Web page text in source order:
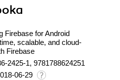
Firebase for Android
scalable, and cloud-
Firebase
2425-1, 9781788624251
06-29